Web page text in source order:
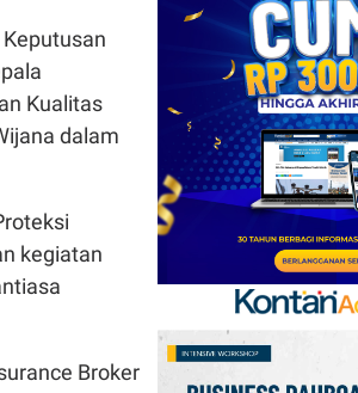
Kualitas
dalam
kegiatan
Broker